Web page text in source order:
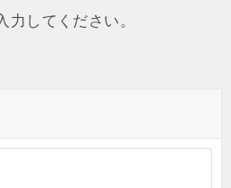
力してください。